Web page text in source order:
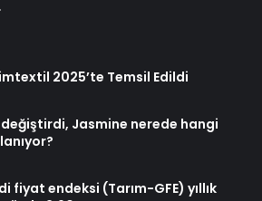
2025’te Temsil Edildi
değiştirdi, Jasmine nerede hangi
fiyat endeksi (Tarım-GFE) yıllık